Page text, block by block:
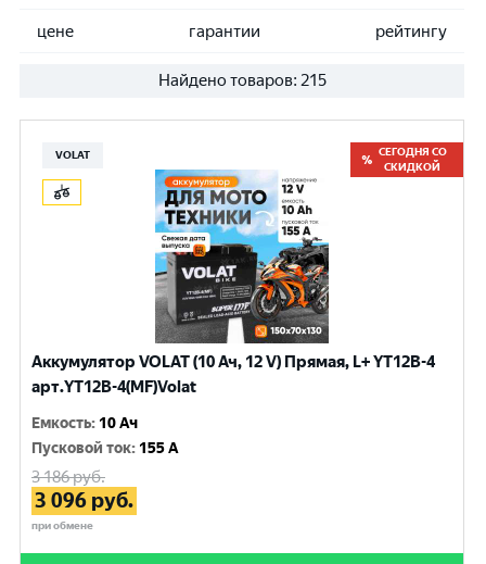
цене гарантии рейтингу
Найдено товаров: 215
VOLAT
СЕГОДНЯ СО
СКИДКОЙ
Аккумулятор VOLAT (10 Ач, 12 V) Прямая, L+ YT12B-4
арт.YT12B-4(MF)Volat
Емкость: 10 Ач
Пусковой ток: 155 A
3 186руб.
3 096 руб.
при обмене